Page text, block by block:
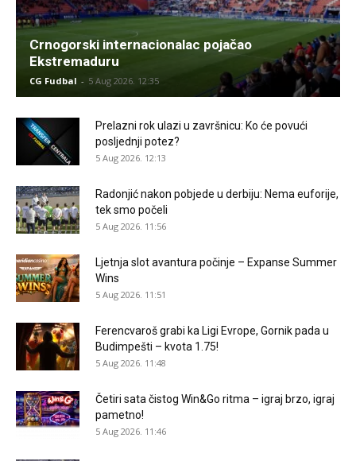
Crnogorski internacionalac pojačao
Ekstremaduru
CG Fudbal - 5 Aug 2026. 12:35
Prelazni rok ulazi u završnicu: Ko će povući
posljednji potez?
5 Aug 2026. 12:13
Radonjić nakon pobjede u derbiju: Nema euforije,
tek smo počeli
5 Aug 2026. 11:56
Ljetnja slot avantura počinje – Expanse Summer
Wins
5 Aug 2026. 11:51
Ferencvaroš grabi ka Ligi Evrope, Gornik pada u
Budimpešti – kvota 1.75!
5 Aug 2026. 11:48
Četiri sata čistog Win&Go ritma – igraj brzo, igraj
pametno!
5 Aug 2026. 11:46